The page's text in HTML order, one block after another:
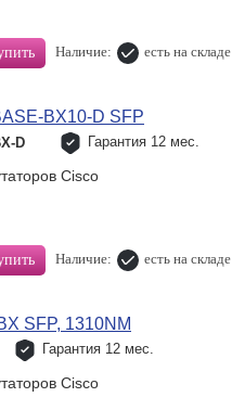
Наличие: есть на складе
BX10-D SFP
D Гарантия 12 мес.
Cisco
Наличие: есть на складе
SFP, 1310NM
Гарантия 12 мес.
Cisco